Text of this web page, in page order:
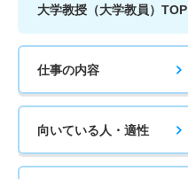
大学教授（大学教員）TOP
仕事の内容
向いている人・適性